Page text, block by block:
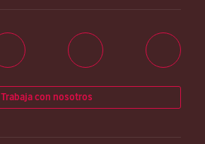
Trabaja con nosotros